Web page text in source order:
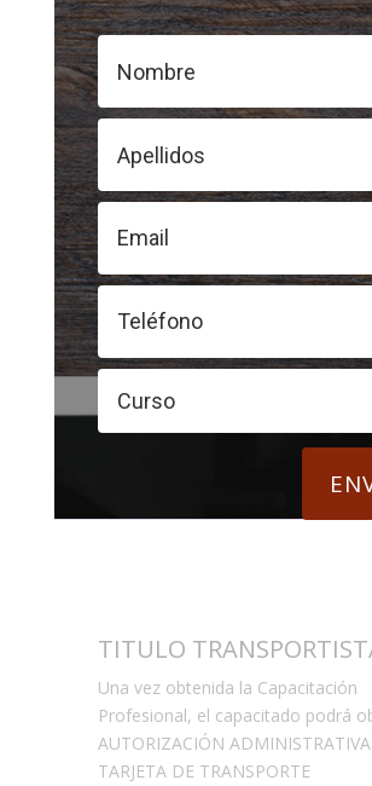
TITULO
Una vez obtenida la Capacitación
Profesional, el capacitado podrá
AUTORIZACIÓN
TARJETA DE TRANSPORTE